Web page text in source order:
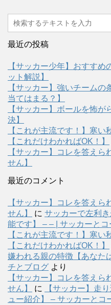
最近の投稿
【サッカー少年】おすすめ
ット解説】
【サッカー】強いチーム
当てはまる？】
【サッカー】ボールを怖
決】
【これが主流です！】寒
【これだけわかればOK！】
【サッカー】コレを答えら
せん】
最近のコメント
【サッカー】コレを答えら
せん】
に サッカーで左利
能です】 – – | サッカーと
【これが主流です！】寒
【これだけわかればOK！】
嫌われる親の特徴【あなた
チとブログ より
【サッカー】コレを答えら
せん】
に
【サッカー】走
ュー紹介】 – サッカーとコ